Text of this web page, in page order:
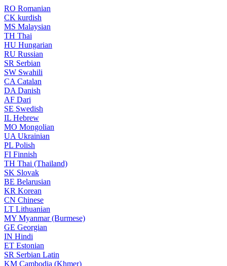
RO Romanian
CK kurdish
MS Malaysian
TH Thai
HU Hungarian
RU Russian
SR Serbian
SW Swahili
CA Catalan
DA Danish
AF Dari
SE Swedish
IL Hebrew
MO Mongolian
UA Ukrainian
PL Polish
FI Finnish
TH Thai (Thailand)
SK Slovak
BE Belarusian
KR Korean
CN Chinese
LT Lithuanian
MY Myanmar (Burmese)
GE Georgian
IN Hindi
ET Estonian
SR Serbian Latin
KM Cambodia (Khmer)